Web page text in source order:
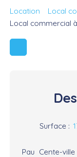
Location Local
Local commercial
Surface :
Pau Cente-